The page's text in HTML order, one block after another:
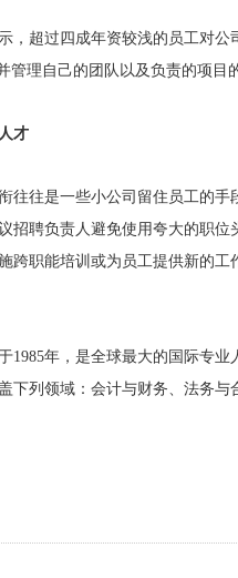
，超过四成年资较浅的员工对
管理自己的团队以及负责的项目
才
往往是一些小公司留住员工的
招聘负责人避免使用夸大的职
跨职能培训或为员工提供新的工
1985年，是全球最大的国际专
下列领域：会计与财务、法务